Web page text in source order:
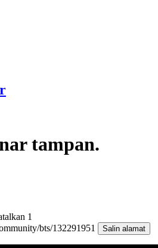
tampan.
1
bts/132291951
Salin alamat